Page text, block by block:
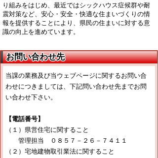
り組みをはじめ、最近ではシックハウス症候群や耐
震対策など、安心・安全・快適な住まいづくりの情
報を提供することにより、県民の住まいに対する意
識の向上を進めています。
お問い合わせ先
当課の業務及び当ウェブページに関するお問い合
わせにつきましては、下記問い合わせ先までお問
い合わせ下さい。
【電話番号】
（１）県営住宅に関すること
管理担当 ０８５７－２６－７４１１
（２）宅地建物取引業法に関すること